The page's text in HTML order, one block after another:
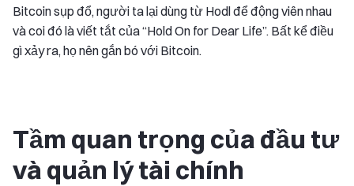
Bitcoin sụp đổ, người ta lại dùng từ Hodl để động viên nhau
và coi đó là viết tắt của “Hold On for Dear Life”. Bất kể điều
gì xảy ra, họ nên gắn bó với Bitcoin.
Tầm quan trọng của đầu tư
và quản lý tài chính